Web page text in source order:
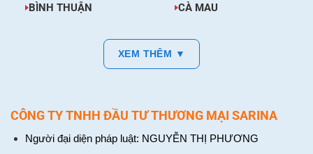
BÌNH THUẬN CÀ MAU
XEM THÊM ▼
CÔNG TY TNHH ĐẦU TƯ THƯƠNG MẠI SARINA
Người đại diện pháp luật: NGUYỄN THỊ PHƯƠNG